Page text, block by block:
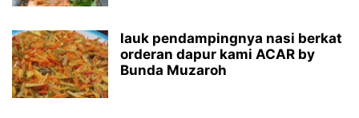
lauk pendampingnya nasi berkat
orderan dapur kami ACAR by
Bunda Muzaroh